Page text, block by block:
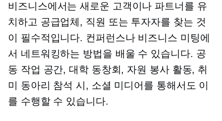
비즈니스에서는 새로운 고객이나 파트너를 유
치하고 공급업체, 직원 또는 투자자를 찾는 것
이 필수적입니다. 컨퍼런스나 비즈니스 미팅에
서 네트워킹하는 방법을 배울 수 있습니다. 공
동 작업 공간, 대학 동창회, 자원 봉사 활동, 취
미 동아리 참석 시, 소셜 미디어를 통해서도 이
를 수행할 수 있습니다.